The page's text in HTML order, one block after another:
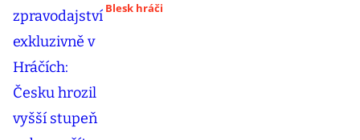
Blesk hráči